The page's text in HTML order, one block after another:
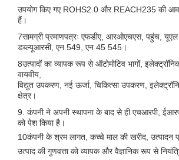
उपयोग किए गए ROHS2.0 और REACH235 की
हैं।
7सामग्री प्रमाणपत्रः एफडीए, आरओएचएस, पहुंच,
डब्ल्यूआरसी, एन 549, एन 45 545।
8उत्पादों का व्यापक रूप से ऑटोमोटिव भागों,
वायवीय,
विद्युत उपकरण, नई ऊर्जा, चिकित्सा उपकरण,
क्षेत्र।
9. कंपनी ने अपनी स्थापना के बाद से ही एचआरपी,
को पेश किया है।
10कंपनी के श्रम लागत, कच्चे माल की खरीद, उत्पादन
उत्पाद की गुणवत्ता को व्यापक और वैज्ञानिक रूप से